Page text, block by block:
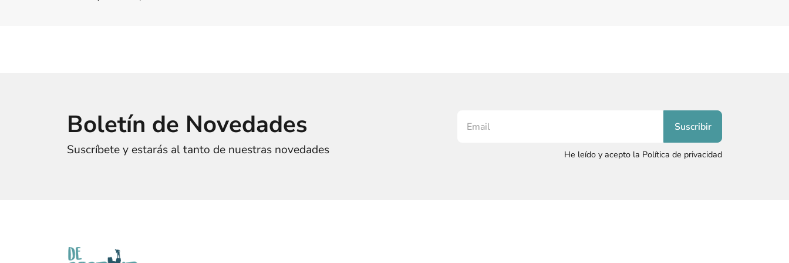
Boletín de Novedades
Suscríbete y estarás al tanto de nuestras novedades He leído y acepto la Política de privacidad